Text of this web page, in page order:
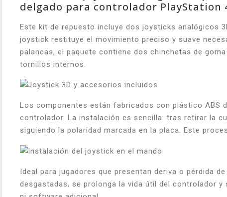
delgado para controlador PlayStation
Este kit de repuesto incluye dos joysticks analógicos
joystick restituye el movimiento preciso y suave
palancas, el paquete contiene dos chinchetas de
tornillos internos.
Los componentes están fabricados con plástico ABS
controlador. La instalación es sencilla: tras retirar la
siguiendo la polaridad marcada en la placa. Este
Ideal para jugadores que presentan deriva o pérdida
desgastadas, se prolonga la vida útil del controlador